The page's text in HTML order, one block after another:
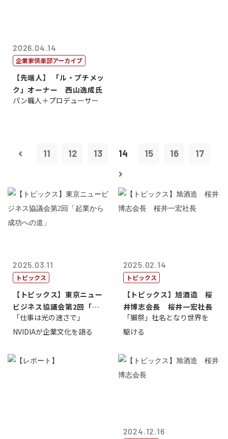
2026.04.14
企業家倶楽部アーカイブ
【先端人】 「ル・プチメッ
ク」オーナー 西山逸成氏
パン職人＋プロデューサー
11 12 13 14 15 16 17
2025.03.11
トピックス
【トピックス】東京ニュー
ビジネス協議会第2回「起
業から成功へ...
「仕事は光の速さで」
NVIDIAが企業文化を語る
2025.02.14
トピックス
【トピックス】旭酒造 桜
井博志会長 桜井一宏社長
「獺祭」社名となり世界を
駆ける
2024.12.16